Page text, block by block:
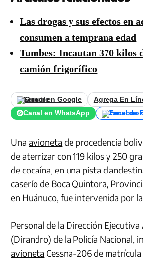
Las drogas y sus efectos en
consumen a temprana edad
Tumbes: Incautan 370 kilos
camión frigorífico
Seguir en Google
Agrega En
Canal en WhatsApp
Canal de
Unaavioneta de procedencia
de aterrizar con 119 kilos y 250
de cocaína, en una pista
caserío de Boca Quintora,
en Huánuco, fue intervenida por
Personal de la Dirección
(Dirandro) de la Policía Nacional,
avioneta Cessna-206 de